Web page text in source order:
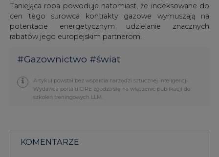
Taniejąca ropa powoduje natomiast, że indeksowane do
cen tego surowca kontrakty gazowe wymuszają na
potentacie energetycznym udzielanie znacznych
rabatów jego europejskim partnerom.
#Gazownictwo #świat
Artykuł powstał bez wsparcia narzędzi sztucznej inteligencji.
Wydawca portalu CIRE zgadza się na włączenie publikacji do
szkoleń treningowych LLM.
KOMENTARZE